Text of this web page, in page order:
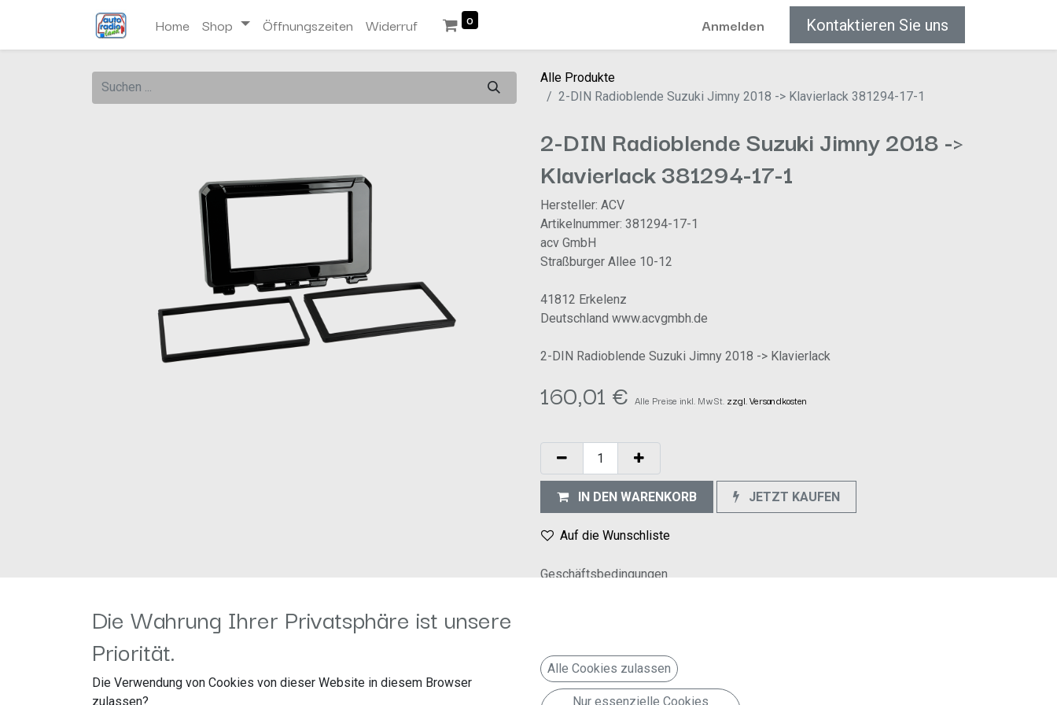
Home Shop Öffnungszeiten Widerruf 0 Anmelden Kontaktieren Sie uns
Alle Produkte
2-DIN Radioblende Suzuki Jimny 2018 -> Klavierlack 381294-17-1
2-DIN Radioblende Suzuki Jimny 2018 ->
Klavierlack 381294-17-1
Hersteller: ACV
Artikelnummer: 381294-17-1
acv GmbH
Straßburger Allee 10-12
41812 Erkelenz
Deutschland www.acvgmbh.de
2-DIN Radioblende Suzuki Jimny 2018 -> Klavierlack
160,01 € Alle Preise inkl. MwSt. zzgl. Versandkosten
IN DEN WARENKORB JETZT KAUFEN
Auf die Wunschliste
Geschäftsbedingungen
Nutzen Sie bitte zur Montage des Nachrüstradios die orignalen Seitenhalter sowie die originalen Halteclipse Diese Blende kommt mit 2 unterschiedlichen
kleinen Innenrahmen (runde Ecken / spitze Ecken) Nicht geeignet für Fahrzeuge mit Radiovorbereitung! Für folgendes Fahrzeug geeignet: Suzuki Jimny
2018-> Farbe: Klavierlack
Die Wahrung Ihrer Privatsphäre ist unsere
Priorität.
Die Verwendung von Cookies von dieser Website in diesem Browser
zulassen?
Alle Cookies zulassen
Nur essenzielle Cookies